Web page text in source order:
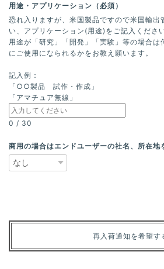
用途・アプリケーション（必須）
恐れ入りますが、米国製品ですので米国輸出
い、アプリケーション(用途)をご記入ください
用途が「研究」「開発」「実験」等の場合は
にご使用になられるかをお教え願います。
記入例：
「○○製品 試作・作成」
「アマチュア無線」
0 / 30
商用の場合はエンドユーザーの社名、所在地
再入荷通知を希望す